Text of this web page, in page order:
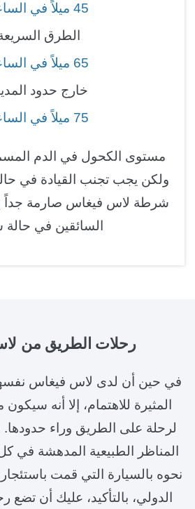
45 ميلاً في الساعة
الطرق
65 ميلاً في الساعة
خارج حدود
75 ميلاً في الساعة
ولكن يجب تجنب القيادة في
شرطة لاس فيغاس صارمة جداً
السائقين في
رحلات الطريق من
في حين أن لدى لاس فيغاس نفسها
المثيرة للاهتمام، إلا أنه
لرحلة على الطريق وراء
المناظر الطبيعية المدهشة في كل
نحوه بالسيارة التي قمت
الدولي، بالتأكيد، عليك أن